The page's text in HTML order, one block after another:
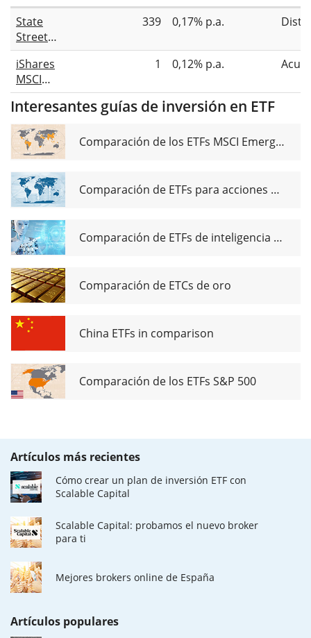
State
Street
SPDR MSCI
World
UCITS ETF
GBP
Hedged
(Dist)
339 0,17% p.a.
iShares
MSCI
World
Swap
UCITS ETF
GBP
Hedged
(Acc)
1 0,12% p.a.
Interesantes guías de inversión en ETF
Comparación de los ETFs MSCI Emerging Markets
Comparación de ETFs para acciones de dividendos globales
Comparación de ETFs de inteligencia artificial
Comparación de ETCs de oro
China ETFs in comparison
Comparación de los ETFs S&P 500
Artículos más recientes
Cómo crear un plan de inversión ETF con
Scalable Capital
Scalable Capital: probamos el nuevo broker
para ti
Mejores brokers online de España
Artículos populares